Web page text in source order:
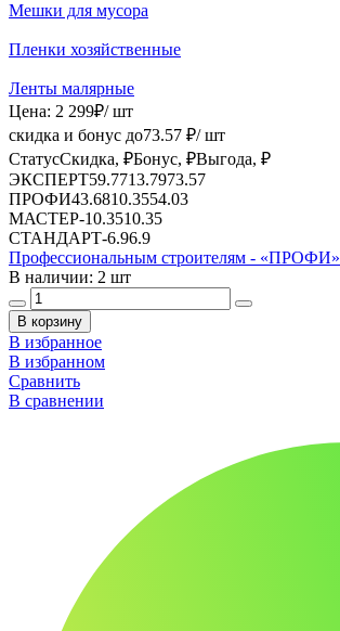
Мешки для мусора
Пленки хозяйственные
Ленты малярные
Цена: 2 299₽/ шт
скидка и бонус до73.57 ₽/ шт
СтатусСкидка, ₽Бонус, ₽Выгода, ₽
ЭКСПЕРТ59.7713.7973.57
ПРОФИ43.6810.3554.03
МАСТЕР-10.3510.35
СТАНДАРТ-6.96.9
Профессиональным строителям - «ПРОФИ»
В наличии: 2 шт
В корзину
В избранное
В избранном
Сравнить
В сравнении